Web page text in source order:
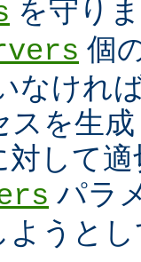
を守り
個
なけれ
スを生
対して
パラ
ようと